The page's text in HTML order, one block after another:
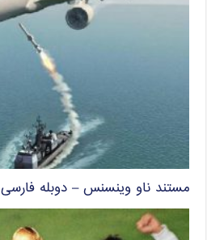
مستند ناو وینسنس – دوبله فارسی